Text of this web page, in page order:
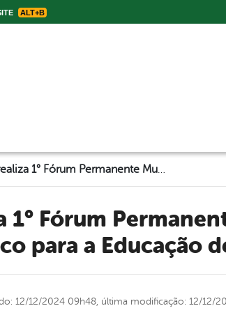
ALT+B
para a Educação
12/12/2024 09h48, última modificação: 12/12/